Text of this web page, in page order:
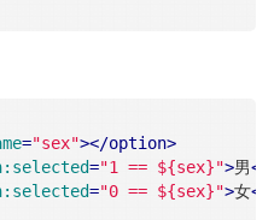
="sex"></option>
="1 == ${sex}">男</
="0 == ${sex}">女</